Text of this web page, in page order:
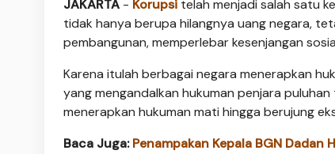
JAKARTA - Korupsi telah menjadi salah satu
tidak hanya berupa hilangnya uang negara,
pembangunan, memperlebar kesenjangan
Karena itulah berbagai negara menerapkan
yang mengandalkan hukuman penjara
menerapkan hukuman mati hingga berujung
Baca Juga:Penampakan Kepala BGN Dadan